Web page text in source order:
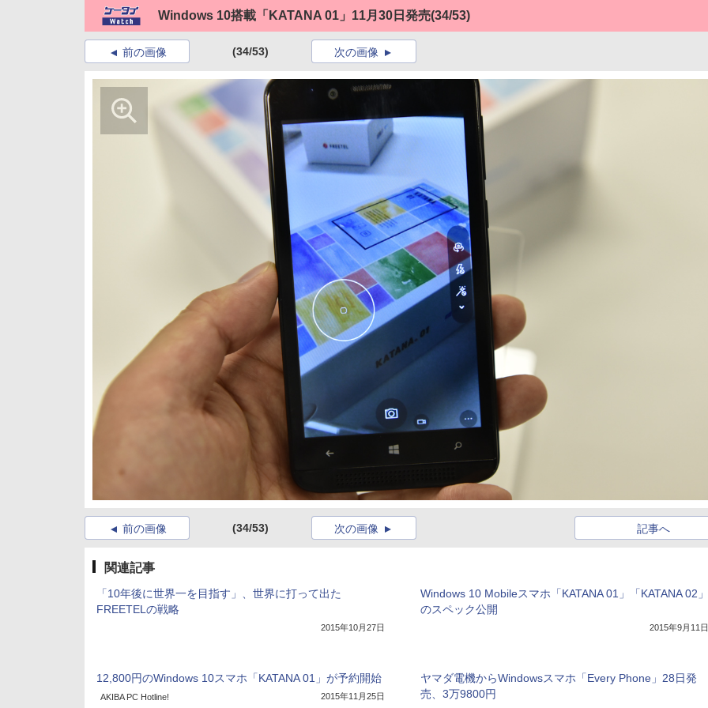
Windows 10搭載「KATANA 01」11月30日発売(34/53)
前の画像 (34/53) 次の画像
前の画像 (34/53) 記事へ
次の画像
関連記事
「10年後に世界一を目指す」、世界に打って出た
FREETELの戦略
2015年10月27日
Windows 10 Mobileスマホ「KATANA 01」「KATANA 02」
のスペック公開
2015年9月11日
12,800円のWindows 10スマホ「KATANA 01」が予約開始
AKIBA PC Hotline! 2015年11月25日
ヤマダ電機からWindowsスマホ「Every Phone」28日発
売、3万9800円